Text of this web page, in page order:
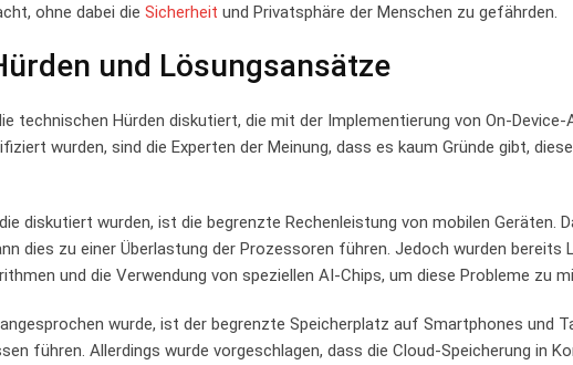
ohne dabei die Sicherheit und Privatsphäre‍ der ⁢Menschen zu gefährden.
‍und Lösungsansätze
technischen Hürden diskutiert, die ‌mit der Implementierung ​von‌ On-Device-
wurden, sind⁤ die Experten der Meinung, ⁤dass es kaum Gründe gibt,
​diskutiert wurden, ist die begrenzte Rechenleistung von mobilen Geräten.
dies zu einer​ Überlastung der ⁢Prozessoren ​führen.⁤ Jedoch wurden bereits
‌und die Verwendung von speziellen‌ AI-Chips, um diese Probleme ⁢zu
wurde, ist ⁤der begrenzte Speicherplatz auf Smartphones ​und
führen. Allerdings‌ wurde ⁤vorgeschlagen, dass ⁤die ⁤Cloud-Speicherung in